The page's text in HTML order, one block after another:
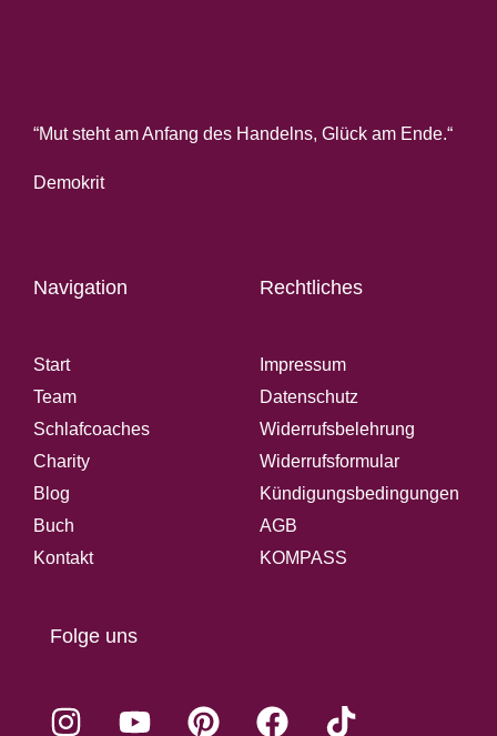
“Mut steht am Anfang des Handelns, Glück am Ende.“
Demokrit
Navigation
Start
Team
Schlafcoaches
Charity
Blog
Buch
Kontakt
Rechtliches
Impressum
Datenschutz
Widerrufsbelehrung
Widerrufsformular
Kündigungsbedingungen
AGB
KOMPASS
Folge uns